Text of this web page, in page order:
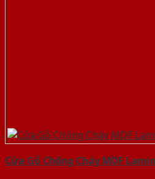
Cửa Gỗ Chống Cháy MDF